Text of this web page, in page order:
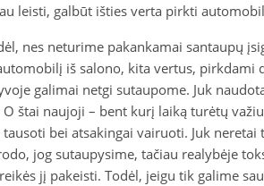
leisti, galbūt išties verta pirkti
nes neturime pakankamai santaupų
iš salono, kita vertus, pirkdami
galimai netgi sutaupome. Juk
štai naujoji – bent kurį laiką turėtų
bei atsakingai vairuoti. Juk neretai
jog sutaupysime, tačiau realybėje
jį pakeisti. Todėl, jeigu tik galime